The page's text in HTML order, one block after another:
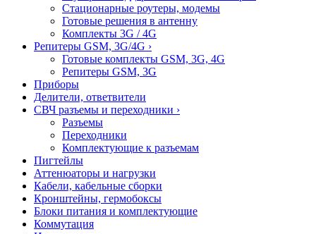
Стационарные роутеры, модемы
Готовые решения в антенну
Комплекты 3G / 4G
Репитеры GSM, 3G/4G ›
Готовые комплекты GSM, 3G, 4G
Репитеры GSM, 3G
Приборы
Делители, ответвители
СВЧ разъемы и переходники ›
Разъемы
Переходники
Комплектующие к разъемам
Пигтейлы
Аттенюаторы и нагрузки
Кабели, кабельные сборки
Кронштейны, гермобоксы
Блоки питания и комплектующие
Коммутация